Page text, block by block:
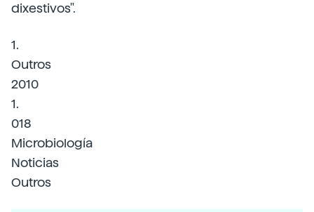
dixestivos".
1.
Outros
2010
1.
018
Microbiología
Noticias
Outros